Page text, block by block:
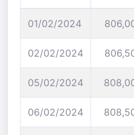
01/02/2024
02/02/2024
05/02/2024
06/02/2024